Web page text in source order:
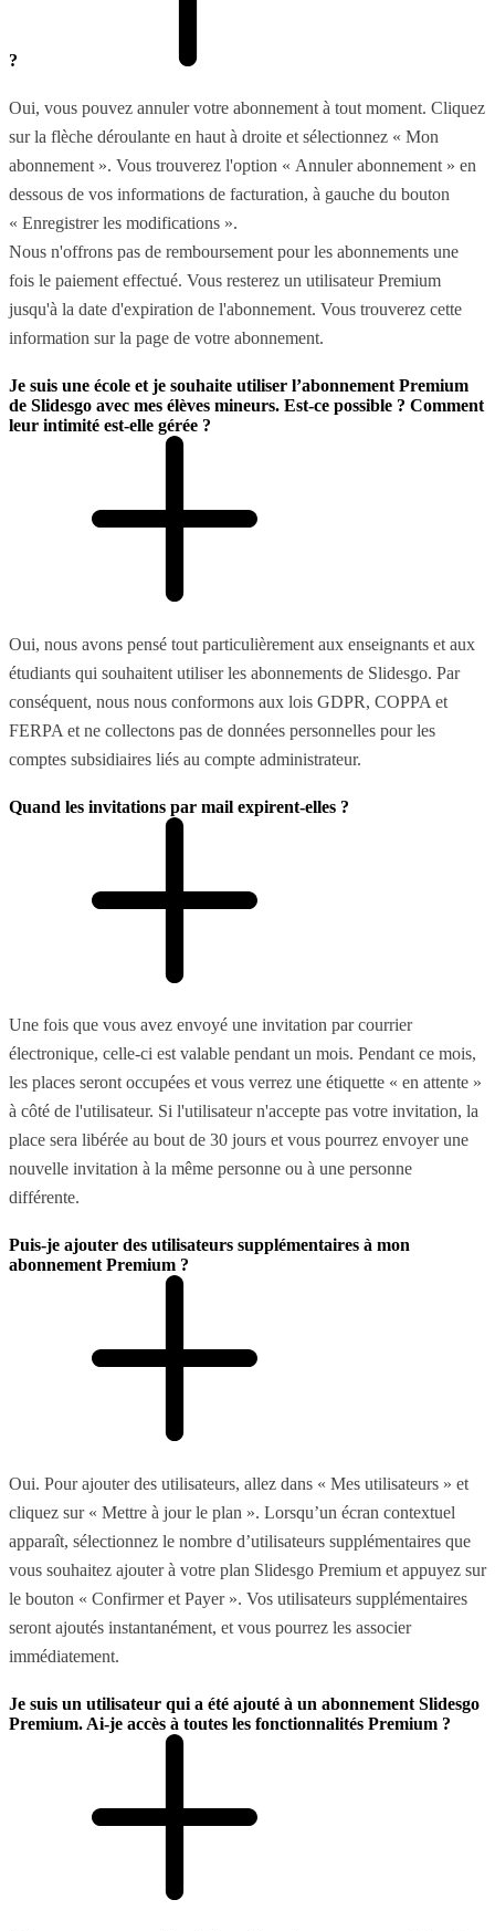
?
Oui, vous pouvez annuler votre abonnement à tout moment. Cliquez
sur la flèche déroulante en haut à droite et sélectionnez « Mon
abonnement ». Vous trouverez l'option « Annuler abonnement » en
dessous de vos informations de facturation, à gauche du bouton
« Enregistrer les modifications ».
Nous n'offrons pas de remboursement pour les abonnements une
fois le paiement effectué. Vous resterez un utilisateur Premium
jusqu'à la date d'expiration de l'abonnement. Vous trouverez cette
information sur la page de votre abonnement.
Je suis une école et je souhaite utiliser l’abonnement Premium
de Slidesgo avec mes élèves mineurs. Est-ce possible ? Comment
leur intimité est-elle gérée ?
Oui, nous avons pensé tout particulièrement aux enseignants et aux
étudiants qui souhaitent utiliser les abonnements de Slidesgo. Par
conséquent, nous nous conformons aux lois GDPR, COPPA et
FERPA et ne collectons pas de données personnelles pour les
comptes subsidiaires liés au compte administrateur.
Quand les invitations par mail expirent-elles ?
Une fois que vous avez envoyé une invitation par courrier
électronique, celle-ci est valable pendant un mois. Pendant ce mois,
les places seront occupées et vous verrez une étiquette « en attente »
à côté de l'utilisateur. Si l'utilisateur n'accepte pas votre invitation, la
place sera libérée au bout de 30 jours et vous pourrez envoyer une
nouvelle invitation à la même personne ou à une personne
différente.
Puis-je ajouter des utilisateurs supplémentaires à mon
abonnement Premium ?
Oui. Pour ajouter des utilisateurs, allez dans « Mes utilisateurs » et
cliquez sur « Mettre à jour le plan ». Lorsqu’un écran contextuel
apparaît, sélectionnez le nombre d’utilisateurs supplémentaires que
vous souhaitez ajouter à votre plan Slidesgo Premium et appuyez sur
le bouton « Confirmer et Payer ». Vos utilisateurs supplémentaires
seront ajoutés instantanément, et vous pourrez les associer
immédiatement.
Je suis un utilisateur qui a été ajouté à un abonnement Slidesgo
Premium. Ai-je accès à toutes les fonctionnalités Premium ?